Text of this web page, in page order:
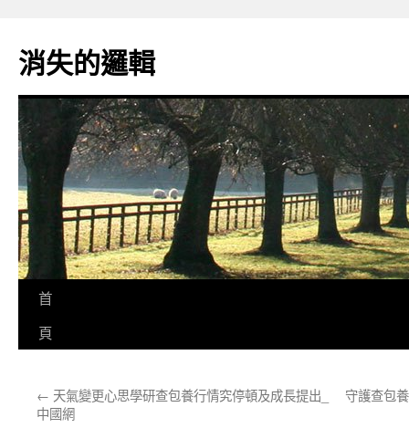
主
要
消失的邏輯
首
頁
← 天氣變更心思學研查包養行情究停頓及成長提出_
中國網
守護查包